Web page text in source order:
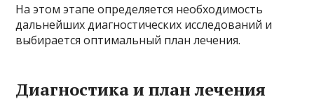
На этом этапе определяется необходимость
дальнейших диагностических исследований и
выбирается оптимальный план лечения.
Диагностика и план лечения